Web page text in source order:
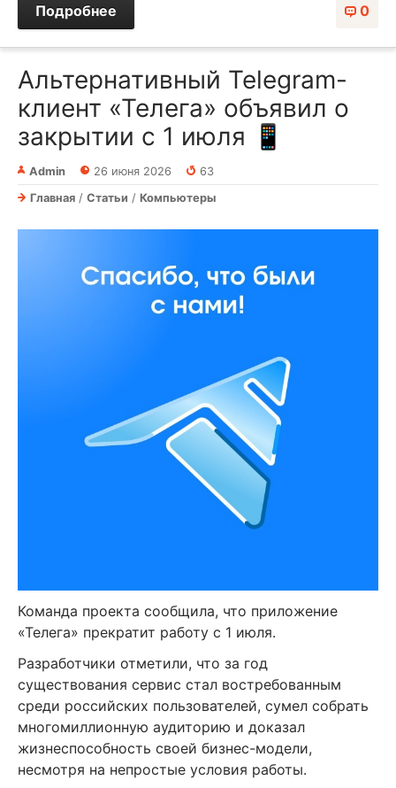
0
Подробнее
Альтернативный Telegram-
клиент «Телега» объявил о
закрытии с 1 июля 📱
Admin 26 июня 2026
63
Главная / Статьи / Компьютеры
Команда проекта сообщила, что приложение
«Телега» прекратит работу с 1 июля.
Разработчики отметили, что за год
существования сервис стал востребованным
среди российских пользователей, сумел собрать
многомиллионную аудиторию и доказал
жизнеспособность своей бизнес-модели,
несмотря на непростые условия работы.